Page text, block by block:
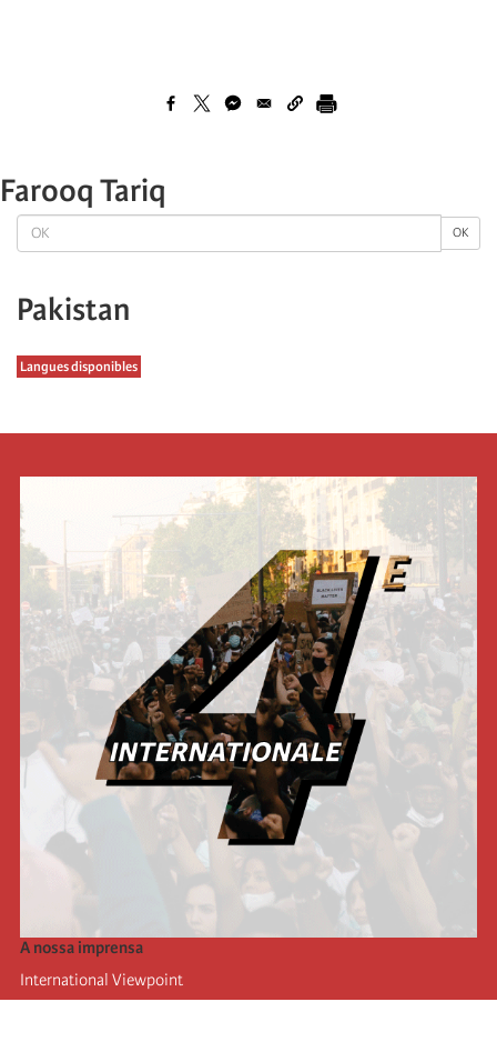
OK OK
Pakistan
Langues disponibles
Farooq Tariq
A nossa imprensa
International Viewpoint